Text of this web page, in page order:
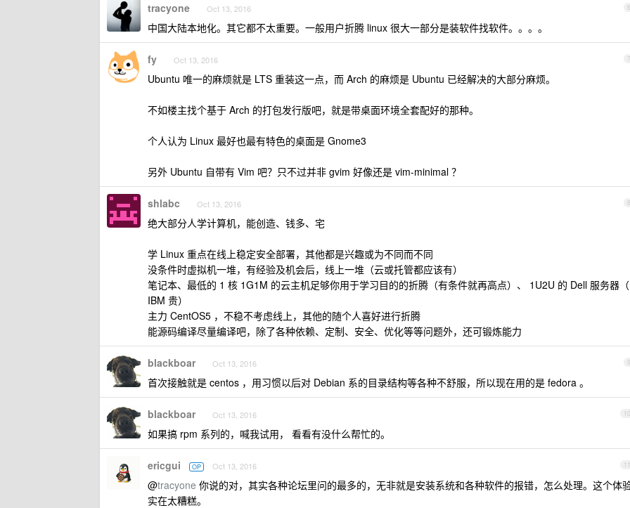
6
tracyone Oct 13, 2016
中国大陆本地化。其它都不太重要。一般用户折腾 linux 很大一部分是装软件找软件。。。。
7
fy Oct 13, 2016
Ubuntu 唯一的麻烦就是 LTS 重装这一点，而 Arch 的麻烦是 Ubuntu 已经解决的大部分麻烦。
不如楼主找个基于 Arch 的打包发行版吧，就是带桌面环境全套配好的那种。
个人认为 Linux 最好也最有特色的桌面是 Gnome3
另外 Ubuntu 自带有 Vim 吧？只不过并非 gvim 好像还是 vim-minimal ？
8
shlabc Oct 13, 2016
绝大部分人学计算机，能创造、钱多、宅
学 Linux 重点在线上稳定安全部署，其他都是兴趣或为不同而不同
没条件时虚拟机一堆，有经验及机会后，线上一堆（云或托管都应该有）
笔记本、最低的 1 核 1G1M 的云主机足够你用于学习目的的折腾（有条件就再高点）、 1U2U 的 Dell 服务器（
IBM 贵）
主力 CentOS5 ，不稳不考虑线上，其他的随个人喜好进行折腾
能源码编译尽量编译吧，除了各种依赖、定制、安全、优化等等问题外，还可锻炼能力
9
blackboar Oct 13, 2016
首次接触就是 centos ，用习惯以后对 Debian 系的目录结构等各种不舒服，所以现在用的是 fedora 。
10
blackboar Oct 13, 2016
如果搞 rpm 系列的，喊我试用， 看看有没什么帮忙的。
11
ericgui OP Oct 13, 2016
@tracyone 你说的对，其实各种论坛里问的最多的，无非就是安装系统和各种软件的报错，怎么处理。这个体
实在太糟糕。